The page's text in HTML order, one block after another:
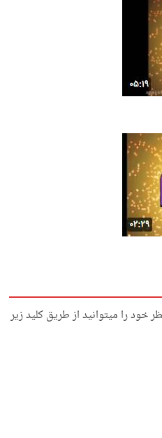
خود را میتوانید از طریق کلید زیر